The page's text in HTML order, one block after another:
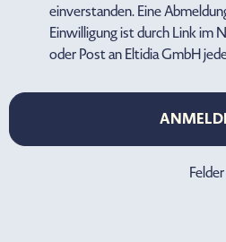
einverstanden. Eine
Einwilligung ist durch Link im
oder Post an Eltidia GmbH